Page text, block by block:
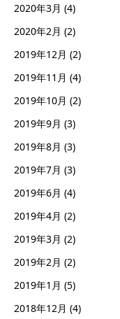
2020年3月 (4)
2020年2月 (2)
2019年12月 (2)
2019年11月 (4)
2019年10月 (2)
2019年9月 (3)
2019年8月 (3)
2019年7月 (3)
2019年6月 (4)
2019年4月 (2)
2019年3月 (2)
2019年2月 (2)
2019年1月 (5)
2018年12月 (4)